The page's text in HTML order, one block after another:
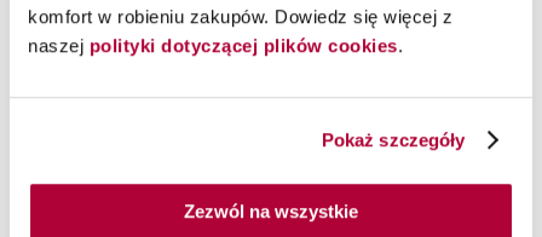
komfort w robieniu zakupów. Dowiedz się więcej z
naszej polityki dotyczącej plików cookies.
Pokaż szczegóły
Zezwól na wszystkie